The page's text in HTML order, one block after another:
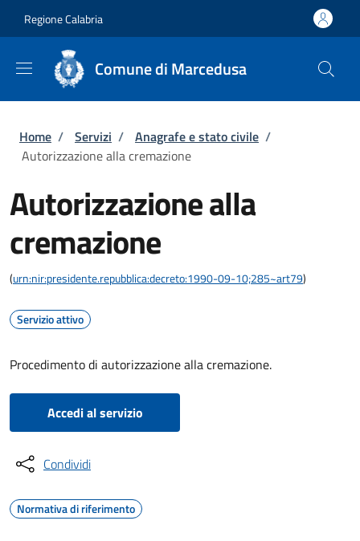
Regione Calabria
Comune di Marcedusa
Briciole di pane
Home / Servizi / Anagrafe e stato civile /
Autorizzazione alla cremazione
Autorizzazione alla
cremazione
(urn:nir:presidente.repubblica:decreto:1990-09-10;285~art79)
Servizio attivo
Procedimento di autorizzazione alla cremazione.
Accedi al servizio
Condividi
Normativa di riferimento